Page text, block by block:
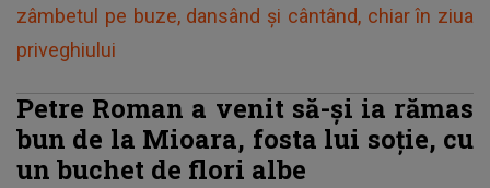
zâmbetul pe buze, dansând și cântând, chiar în ziua
priveghiului
Petre Roman a venit să-și ia rămas
bun de la Mioara, fosta lui soție, cu
un buchet de flori albe